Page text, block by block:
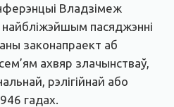
Владзімеж
пасяджэнні
законапраект аб
ахвяр злачынстваў,
рэлігійнай або
гадах.